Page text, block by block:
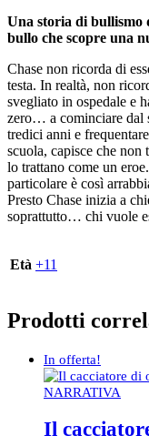
Una storia di bullismo
bullo che scopre una
Chase non ricorda di
testa. In realtà, non
svegliato in ospedale e
zero… a cominciare dal
tredici anni e
scuola, capisce che
lo trattano come un
particolare è così
Presto Chase inizia a
soprattutto… chi vuole
Età +11
Prodotti
In offerta!
NARRATIVA
Il